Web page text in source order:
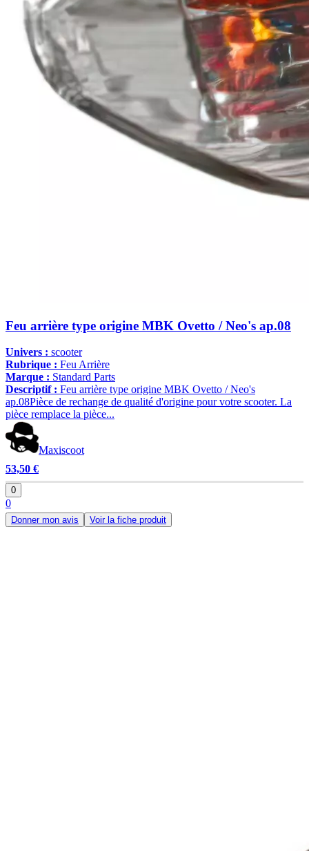
Feu arrière type origine MBK Ovetto / Neo's ap.08
Univers : scooter
Rubrique : Feu Arrière
Marque : Standard Parts
Descriptif : Feu arrière type origine MBK Ovetto / Neo's
ap.08Pièce de rechange de qualité d'origine pour votre scooter. La
pièce remplace la pièce...
Maxiscoot
53,50 €
0
0
Donner mon avis Voir la fiche produit